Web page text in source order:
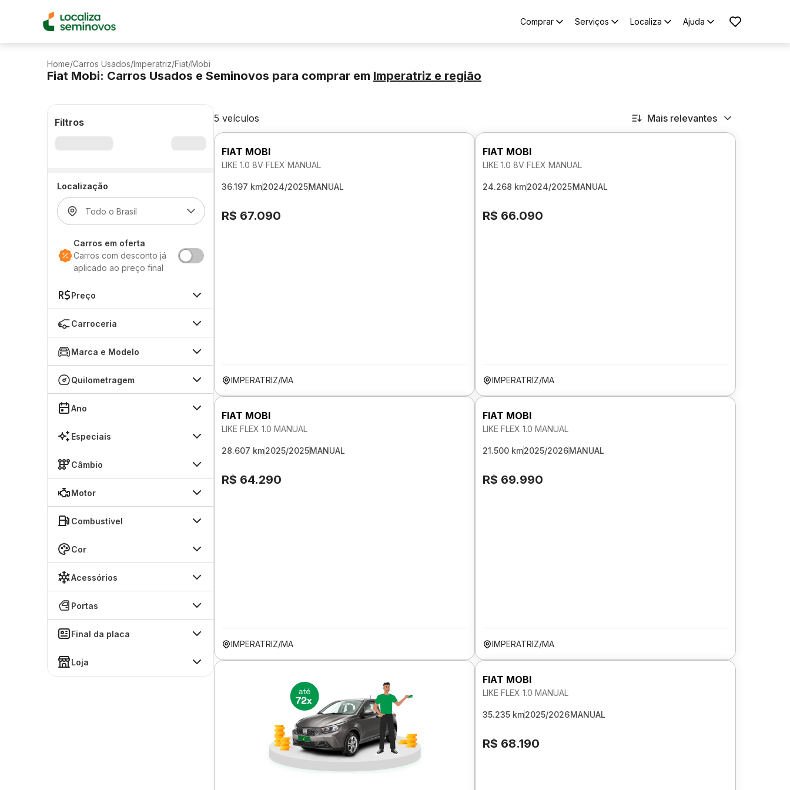
Comprar Serviços Localiza Ajuda
Home/Carros Usados/Imperatriz/Fiat/Mobi
Fiat Mobi: Carros Usados e Seminovos para comprar em Imperatriz e região
Filtros
Localização
Carros em oferta
Carros com desconto já
aplicado ao preço final
Preço
Carroceria
Marca e Modelo
Quilometragem
Ano
Especiais
Câmbio
Motor
Combustível
Cor
Acessórios
Portas
Final da placa
Loja
5 veículos Mais relevantes
FIAT MOBI
LIKE 1.0 8V FLEX MANUAL
36.197 km2024/2025MANUAL
R$ 67.090
IMPERATRIZ/MA
FIAT MOBI
LIKE 1.0 8V FLEX MANUAL
24.268 km2024/2025MANUAL
R$ 66.090
IMPERATRIZ/MA
FIAT MOBI
LIKE FLEX 1.0 MANUAL
28.607 km2025/2025MANUAL
R$ 64.290
IMPERATRIZ/MA
FIAT MOBI
LIKE FLEX 1.0 MANUAL
21.500 km2025/2026MANUAL
R$ 69.990
IMPERATRIZ/MA
FIAT MOBI
LIKE FLEX 1.0 MANUAL
35.235 km2025/2026MANUAL
R$ 68.190